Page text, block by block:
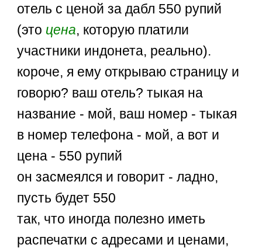
отель с ценой за дабл 550 рупий
(это цена, которую платили
участники индонета, реально).
короче, я ему открываю страницу и
говорю? ваш отель? тыкая на
название - мой, ваш номер - тыкая
в номер телефона - мой, а вот и
цена - 550 рупий
он засмеялся и говорит - ладно,
пусть будет 550
так, что иногда полезно иметь
распечатки с адресами и ценами,